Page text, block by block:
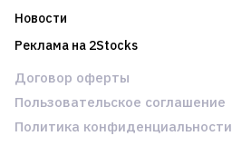
Новости
Реклама на 2Stocks
Договор оферты
Пользовательское соглашение
Политика конфиденциальности